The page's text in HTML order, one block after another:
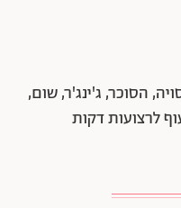
הסוכר, ג'ינג'ר, שום,
לרצועות דקות